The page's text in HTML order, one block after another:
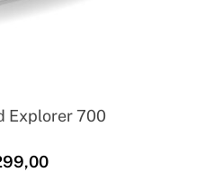
Explorer 700